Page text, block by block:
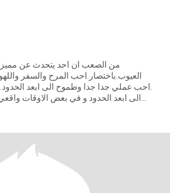
من الصعب ان احد يتحدث عن
العيوب.باختصار.احب المرح والسفر
.احب عملي جدا جدا وطموح الى ابعد
الى ابعد الحدود و في بعض الاوقات